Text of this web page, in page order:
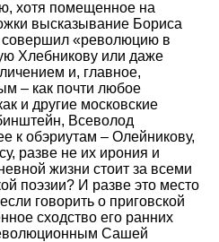
хотя помещенное на
высказывание Бориса
совершил «революцию в
Хлебникову или даже
и, главное,
– как почти любое
и другие московские
Всеволод
к обэриутам – Олейникову,
разве не их ирония и
жизни стоит за всеми
поэзии? И разве это место
говорить о приговской
сходство его ранних
Сашей